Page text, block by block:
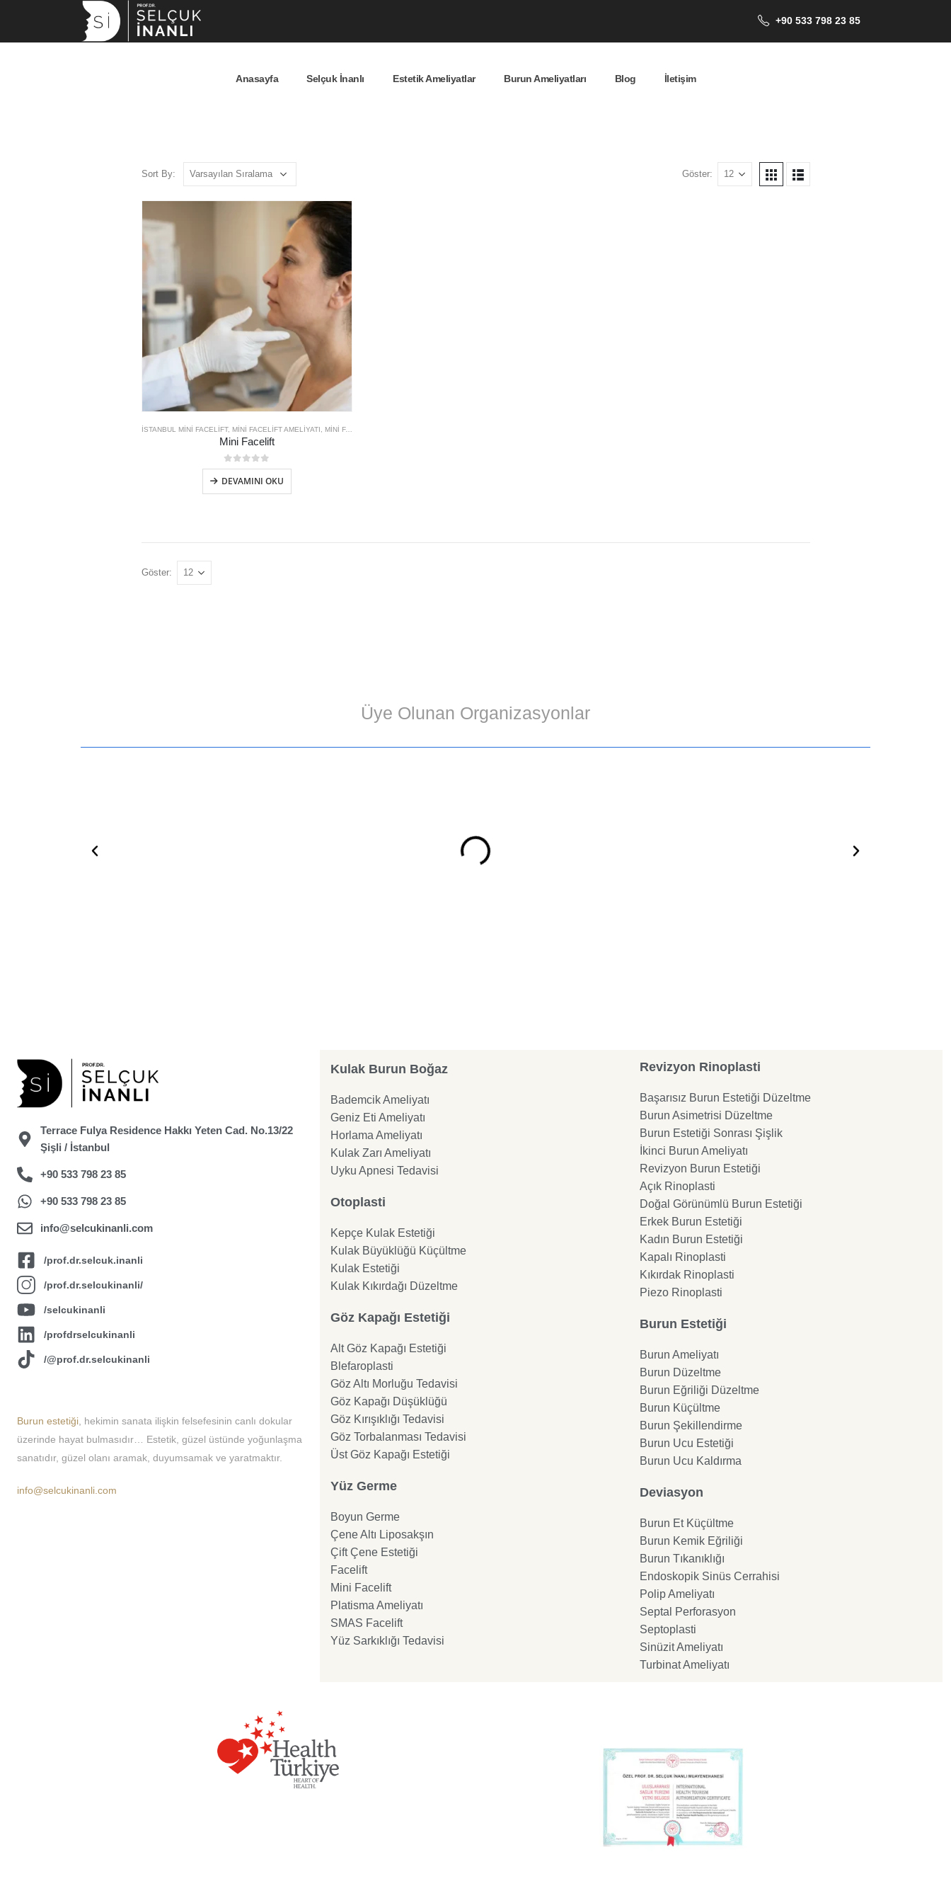
+90 533 798 23 85
Anasayfa Selçuk İnanlı Estetik Ameliyatlar Burun Ameliyatları Blog İletişim
Sort By: Göster:
İSTANBUL MINI FACELIFT, MINI FACELIFT AMELIYATI MINI FACELIFT FIYATI
Mini Facelift
0out of 5
DEVAMINI OKU
Göster:
Üye Olunan Organizasyonlar
Terrace Fulya Residence Hakkı Yeten Cad. No.13/22
Şişli / İstanbul
+90 533 798 23 85
+90 533 798 23 85
info@selcukinanli.com
/prof.dr.selcuk.inanli
/prof.dr.selcukinanli/
/selcukinanli
/profdrselcukinanli
/@prof.dr.selcukinanli
Burun estetiği , hekimin sanata ilişkin felsefesinin canlı dokular
üzerinde hayat bulmasıdır… Estetik, güzel üstünde yoğunlaşma
sanatıdır, güzel olanı aramak, duyumsamak ve yaratmaktır.
info@selcukinanli.com
Kulak Burun Boğaz
Bademcik Ameliyatı
Geniz Eti Ameliyatı
Horlama Ameliyatı
Kulak Zarı Ameliyatı
Uyku Apnesi Tedavisi
Otoplasti
Kepçe Kulak Estetiği
Kulak Büyüklüğü Küçültme
Kulak Estetiği
Kulak Kıkırdağı Düzeltme
Göz Kapağı Estetiği
Alt Göz Kapağı Estetiği
Blefaroplasti
Göz Altı Morluğu Tedavisi
Göz Kapağı Düşüklüğü
Göz Kırışıklığı Tedavisi
Göz Torbalanması Tedavisi
Üst Göz Kapağı Estetiği
Yüz Germe
Boyun Germe
Çene Altı Liposakşın
Çift Çene Estetiği
Facelift
Mini Facelift
Platisma Ameliyatı
SMAS Facelift
Yüz Sarkıklığı Tedavisi
Revizyon Rinoplasti
Başarısız Burun Estetiği Düzeltme
Burun Asimetrisi Düzeltme
Burun Estetiği Sonrası Şişlik
İkinci Burun Ameliyatı
Revizyon Burun Estetiği
Açık Rinoplasti
Doğal Görünümlü Burun Estetiği
Erkek Burun Estetiği
Kadın Burun Estetiği
Kapalı Rinoplasti
Kıkırdak Rinoplasti
Piezo Rinoplasti
Burun Estetiği
Burun Ameliyatı
Burun Düzeltme
Burun Eğriliği Düzeltme
Burun Küçültme
Burun Şekillendirme
Burun Ucu Estetiği
Burun Ucu Kaldırma
Deviasyon
Burun Et Küçültme
Burun Kemik Eğriliği
Burun Tıkanıklığı
Endoskopik Sinüs Cerrahisi
Polip Ameliyatı
Septal Perforasyon
Septoplasti
Sinüzit Ameliyatı
Turbinat Ameliyatı